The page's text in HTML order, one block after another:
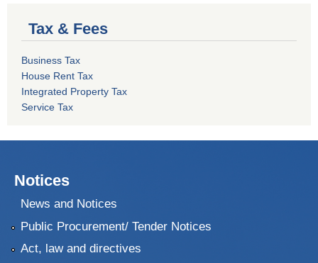
Tax & Fees
Business Tax
House Rent Tax
Integrated Property Tax
Service Tax
Notices
News and Notices
Public Procurement/ Tender Notices
Act, law and directives